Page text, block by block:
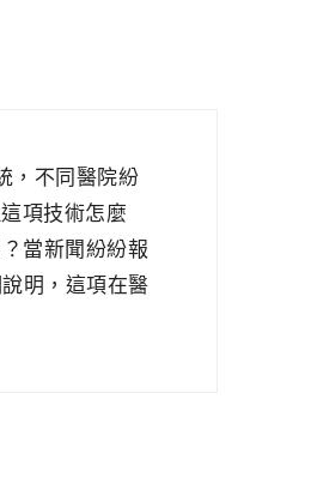
，不同醫院紛
項技術怎麼
當新聞紛紛報
明，這項在醫